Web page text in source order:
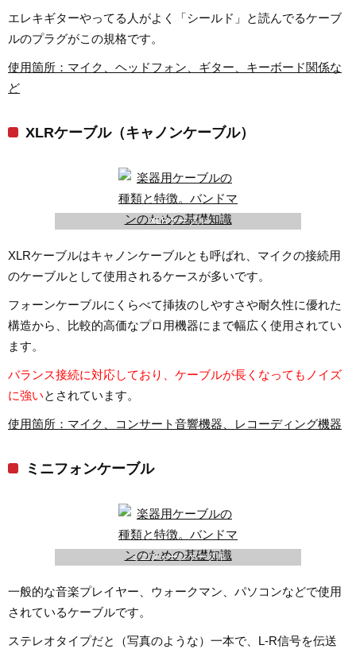
エレキギターやってる人がよく「シールド」と読んでるケーブ
ルのプラグがこの規格です。
使用箇所：マイク、ヘッドフォン、ギター、キーボード関係な
ど
XLRケーブル（キャノンケーブル）
XLRケーブル
XLRケーブルはキャノンケーブルとも呼ばれ、マイクの接続用
のケーブルとして使用されるケースが多いです。
フォーンケーブルにくらべて挿抜のしやすさや耐久性に優れた
構造から、比較的高価なプロ用機器にまで幅広く使用されてい
ます。
バランス接続に対応しており、ケーブルが長くなってもノイズ
に強いとされています。
使用箇所：マイク、コンサート音響機器、レコーディング機器
ミニフォンケーブル
ミニフォーンケーブル
一般的な音楽プレイヤー、ウォークマン、パソコンなどで使用
されているケーブルです。
ステレオタイプだと（写真のような）一本で、L-R信号を伝送